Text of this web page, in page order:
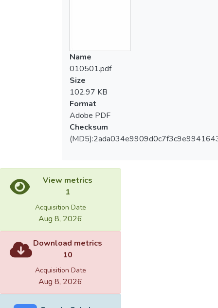
Name
010501.pdf
Size
102.97 KB
Format
Adobe PDF
Checksum
View metrics
1
Acquisition Date
Aug 8, 2026
Download metrics
10
Acquisition Date
Aug 8, 2026